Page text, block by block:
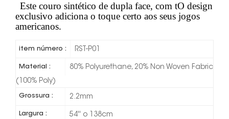
Este couro sintético de dupla face, com tO design
exclusivo adiciona o toque certo aos seus jogos
americanos.
item número : RST-P01
Material :
80% Polyurethane, 20% Non Woven Fabric
(100% Poly)
Grossura : 2.2mm
Largura : 54'' o 138cm